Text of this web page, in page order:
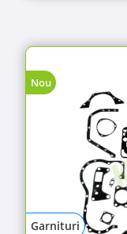
Nou
Garnituri